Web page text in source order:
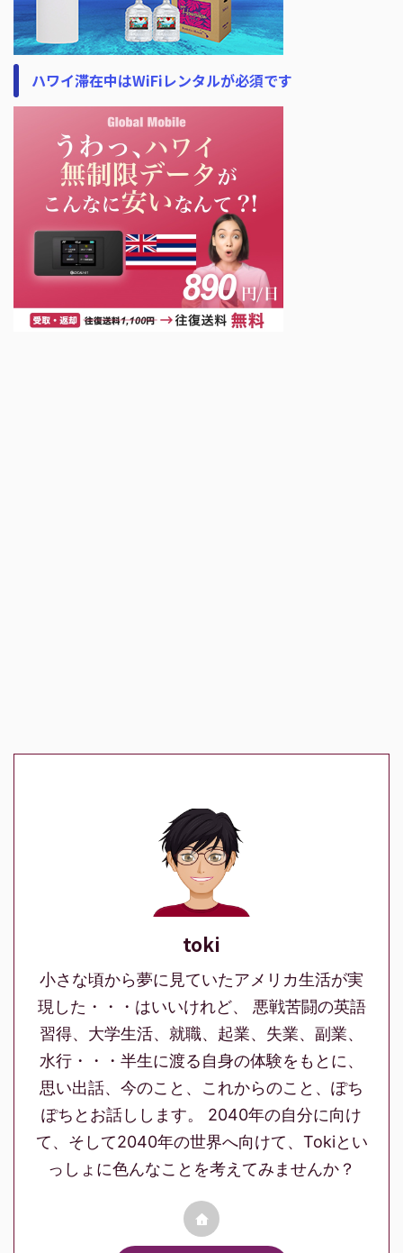
ハワイ滞在中はWiFiレンタルが必須です
toki
小さな頃から夢に見ていたアメリカ生活が実
現した・・・はいいけれど、 悪戦苦闘の英語
習得、大学生活、就職、起業、失業、副業、
水行・・・半生に渡る自身の体験をもとに、
思い出話、今のこと、これからのこと、ぽち
ぽちとお話しします。 2040年の自分に向け
て、そして2040年の世界へ向けて、Tokiとい
っしょに色んなことを考えてみませんか？